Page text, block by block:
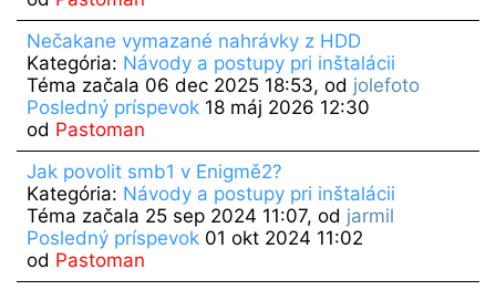
Nečakane vymazané nahrávky z HDD
Kategória: Návody a postupy pri inštalácii
Téma začala 06 dec 2025 18:53, od jolefoto
Posledný príspevok18 máj 2026 12:30
od Pastoman
Jak povolit smb1 v Enigmě2?
Kategória: Návody a postupy pri inštalácii
Téma začala 25 sep 2024 11:07, od jarmil
Posledný príspevok01 okt 2024 11:02
od Pastoman